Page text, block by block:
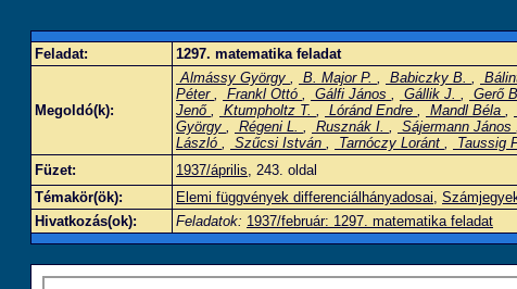
Feladat: 1297. matematika feladat
Megoldó(k):
Almássy György , B. Major P. , Babiczky B. ,
Péter , Frankl Ottó , Gálfi János , Gállik J. , Gerő
Jenő , Ktumpholtz T. , Lóránd Endre , Mandl Béla ,
György , Régeni L. , Rusznák I. , Sájermann János ,
László , Szűcsi István , Tarnóczy Loránt , Taussig
Füzet:
1937/április, 243. oldal
Témakör(ök):
Elemi függvények differenciálhányadosai,
Hivatkozás(ok):
Feladatok: 1937/február: 1297. matematika feladat